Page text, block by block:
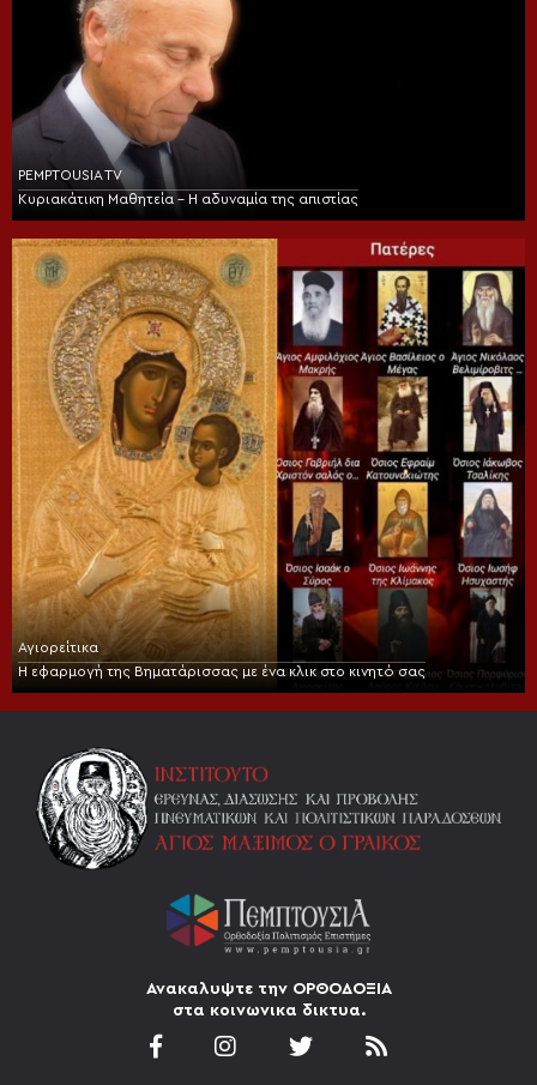
PEMPTOUSIA TV
Κυριακάτικη Μαθητεία – Η αδυναμία της απιστίας
Αγιορείτικα
Η εφαρμογή της Βηματάρισσας με ένα κλικ στο κινητό σας
Ανακαλυψτε την ΟΡΘΟΔΟΞΙΑ
στα κοινωνικα δικτυα.